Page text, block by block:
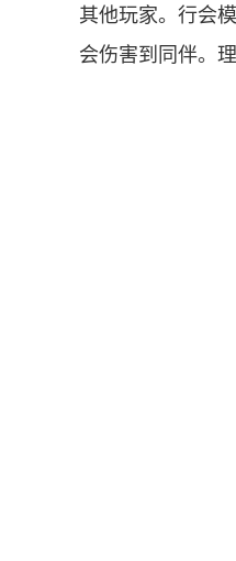
其他玩家。行会
会伤害到同伴。